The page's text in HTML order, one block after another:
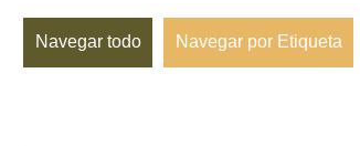
Navegar todo Navegar por Etiqueta